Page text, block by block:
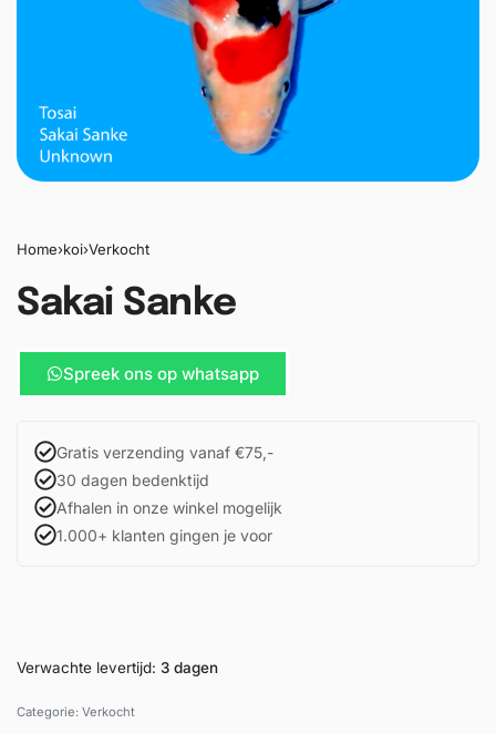
Home›koi›Verkocht
Sakai Sanke
Spreek ons op whatsapp
Gratis verzending vanaf €75,-
30 dagen bedenktijd
Afhalen in onze winkel mogelijk
1.000+ klanten gingen je voor
Verwachte levertijd: 3 dagen
Categorie: Verkocht